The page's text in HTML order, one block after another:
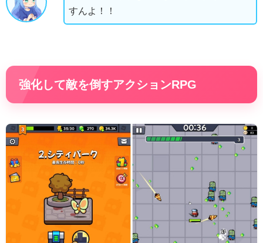
すんよ！！
強化して敵を倒すアクションRPG